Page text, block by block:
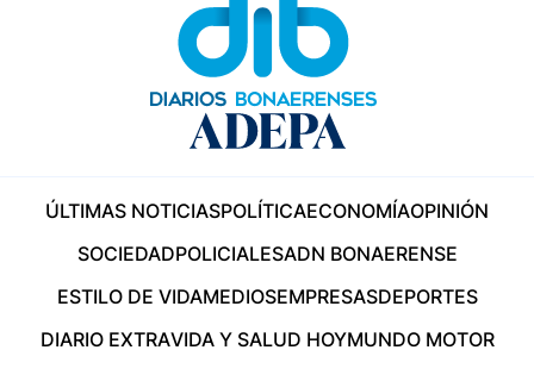
ÚLTIMAS NOTICIASPOLÍTICAECONOMÍAOPINIÓN
SOCIEDADPOLICIALESADN BONAERENSE
ESTILO DE VIDAMEDIOSEMPRESASDEPORTES
DIARIO EXTRAVIDA Y SALUD HOYMUNDO MOTOR